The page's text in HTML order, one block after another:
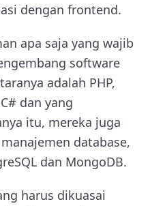
dengan frontend.
apa saja yang wajib
software
adalah PHP,
dan yang
itu, mereka juga
database,
dan MongoDB.
harus dikuasai